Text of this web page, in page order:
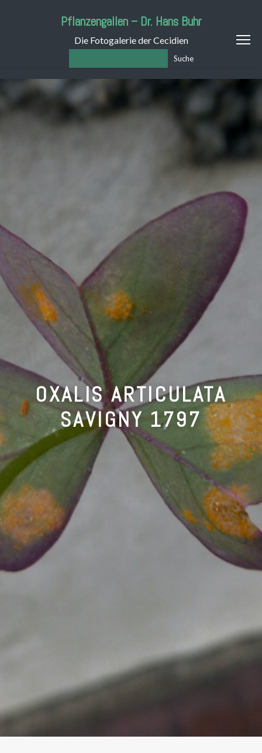
Pflanzengallen – Dr. Hans Buhr
Die Fotogalerie der Cecidien
Suche
OXALIS ARTICULATA
SAVIGNY 1797